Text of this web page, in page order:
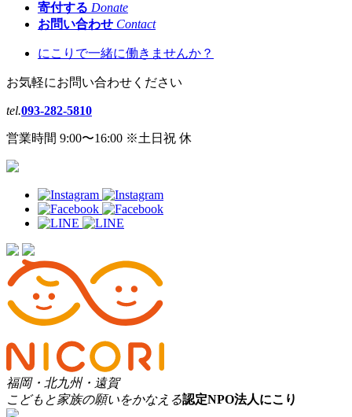
寄付する Donate
お問い合わせ Contact
にこりで一緒に働きませんか？
お気軽にお問い合わせください
tel.093-282-5810
営業時間 9:00〜16:00 ※土日祝 休
福岡・北九州・遠賀
こどもと家族の願いをかなえる認定NPO法人にこり